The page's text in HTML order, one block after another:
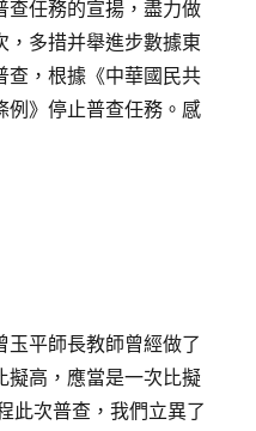
查任務的宣揚，盡力做
，多措并舉進步數據東
查，根據《中華國民共
例》停止普查任務。感
玉平師長教師曾經做了
擬高，應當是一次比擬
此次普查，我們立異了